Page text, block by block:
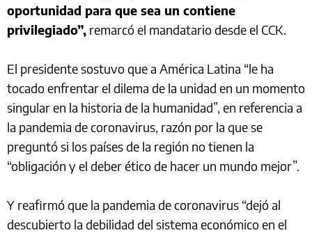
oportunidad para que sea un contiene
privilegiado”, remarcó el mandatario desde el CCK.
El presidente sostuvo que a América Latina “le ha
tocado enfrentar el dilema de la unidad en un momento
singular en la historia de la humanidad”, en referencia a
la pandemia de coronavirus, razón por la que se
preguntó si los países de la región no tienen la
“obligación y el deber ético de hacer un mundo mejor”.
Y reafirmó que la pandemia de coronavirus “dejó al
descubierto la debilidad del sistema económico en el